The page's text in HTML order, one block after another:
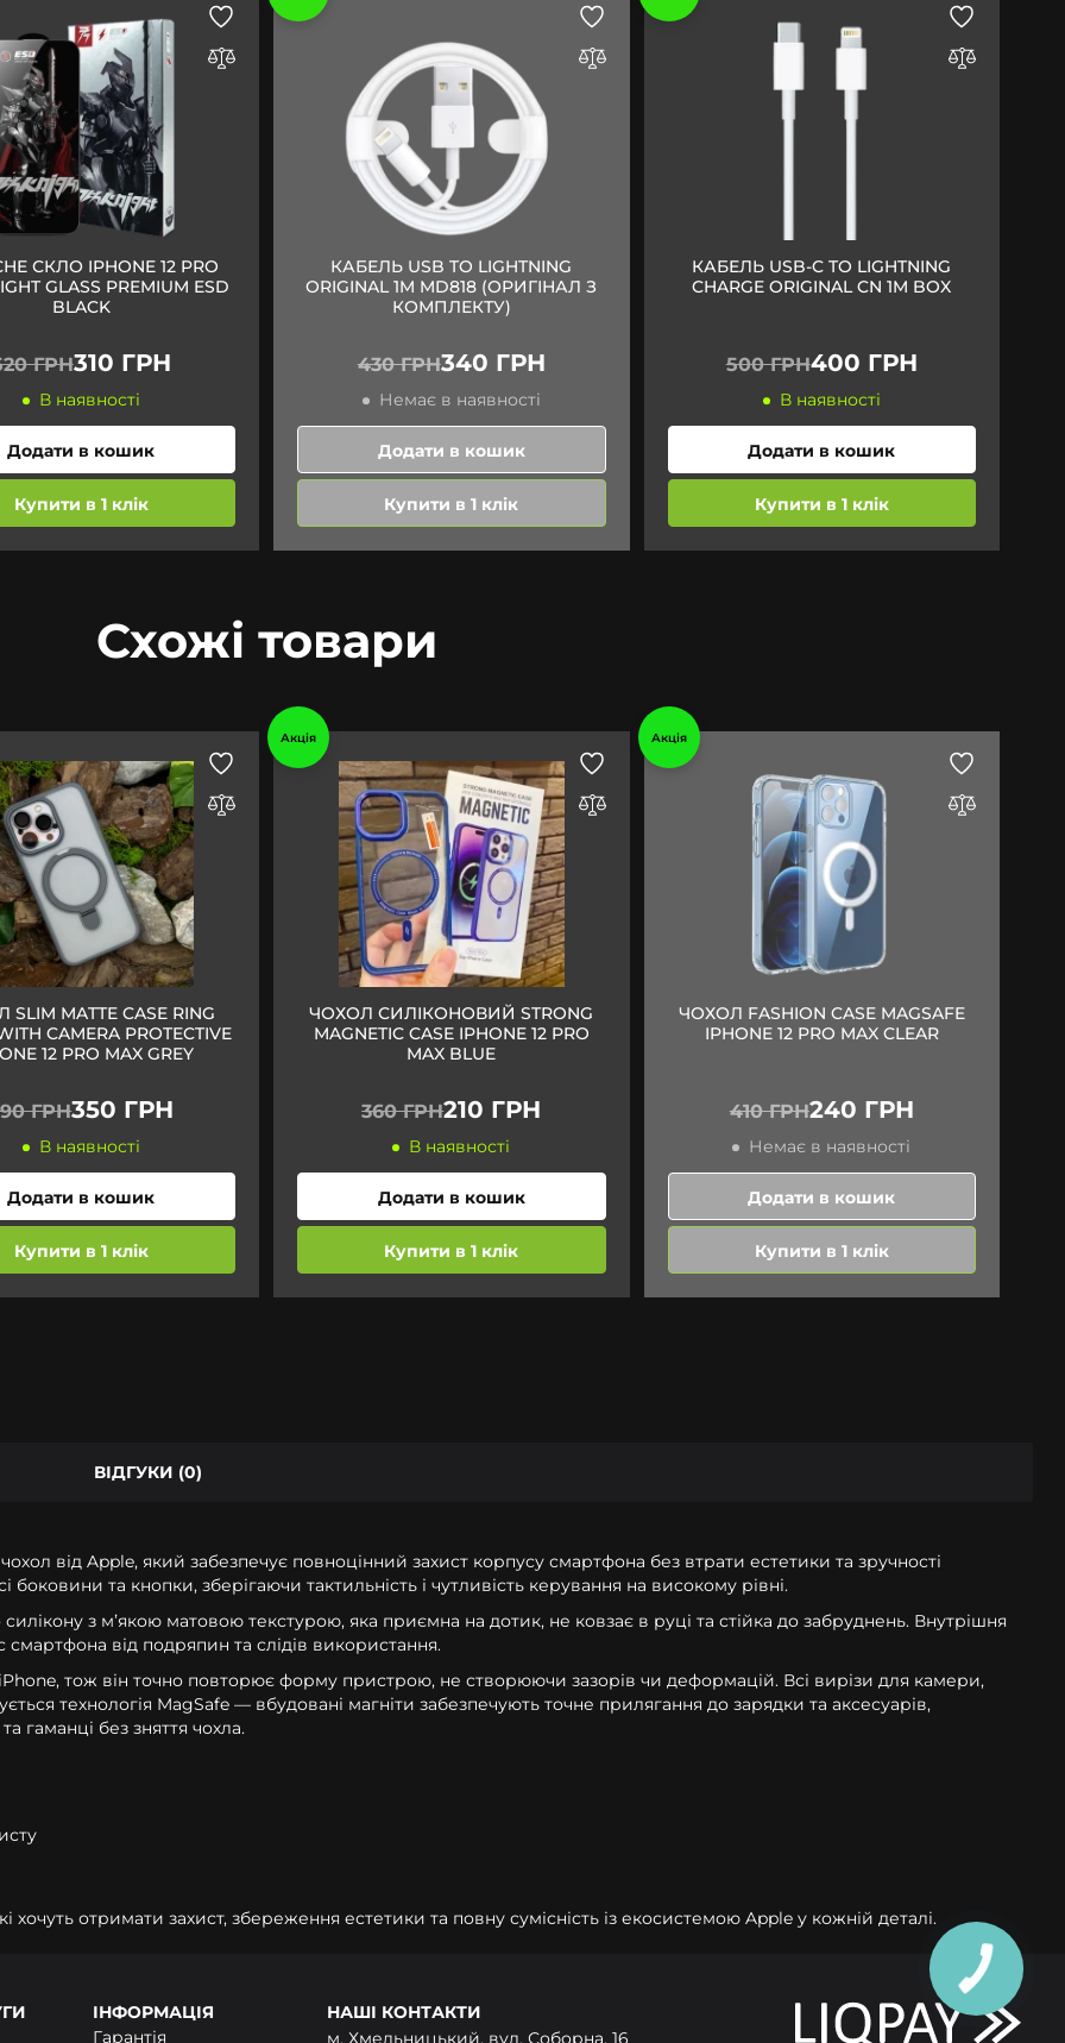
СКЛО IPHONE 12 PRO
GLASS PREMIUM ESD
BLACK
ГРН310 ГРН
В наявності
Додати в кошик
Купити в 1 клік
КАБЕЛЬ USB TO LIGHTNING
ORIGINAL 1M MD818 (ОРИГІНАЛ З
КОМПЛЕКТУ)
430 ГРН340 ГРН
Немає в наявності
Додати в кошик
Купити в 1 клік
КАБЕЛЬ USB-C TO LIGHTNING
CHARGE ORIGINAL CN 1M BOX
500 ГРН400 ГРН
В наявності
Додати в кошик
Купити в 1 клік
Схожі товари
MATTE CASE RING
CAMERA PROTECTIVE
12 PRO MAX GREY
ГРН350 ГРН
В наявності
Додати в кошик
Купити в 1 клік
Акція
ЧОХОЛ СИЛІКОНОВИЙ STRONG
MAGNETIC CASE IPHONE 12 PRO
MAX BLUE
360 ГРН210 ГРН
В наявності
Додати в кошик
Купити в 1 клік
Акція
ЧОХОЛ FASHION CASE MAGSAFE
IPHONE 12 PRO MAX CLEAR
410 ГРН240 ГРН
Немає в наявності
Додати в кошик
Купити в 1 клік
ВІДГУКИ (0)
від Apple, який забезпечує повноцінний захист корпусу смартфона без втрати естетики та зручності
та кнопки, зберігаючи тактильність і чутливість керування на високому рівні.
з мʼякою матовою текстурою, яка приємна на дотик, не ковзає в руці та стійка до забруднень. Внутрішня
від подряпин та слідів використання.
тож він точно повторює форму пристрою, не створюючи зазорів чи деформацій. Всі вирізи для камери,
технологія MagSafe — вбудовані магніти забезпечують точне прилягання до зарядки та аксесуарів,
гаманці без зняття чохла.
отримати захист, збереження естетики та повну сумісність із екосистемою Apple у кожній деталі.
ІНФОРМАЦІЯ
Гарантія
НАШІ КОНТАКТИ
м. Хмельницький, вул. Соборна, 16